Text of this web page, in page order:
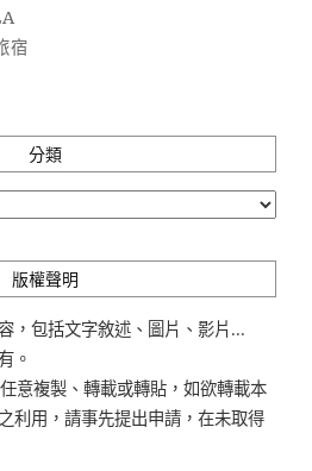
宿
分類
版權聲明
，包括文字敘述、圖片、影片...
。
意複製、轉載或轉貼，如欲轉載本
利用，請事先提出申請，在未取得